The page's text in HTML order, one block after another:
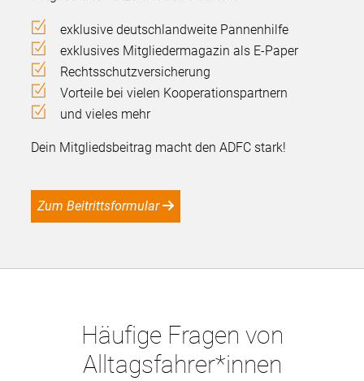
exklusive deutschlandweite Pannenhilfe
exklusives Mitgliedermagazin als E-Paper
Rechtsschutzversicherung
Vorteile bei vielen Kooperationspartnern
und vieles mehr
Dein Mitgliedsbeitrag macht den ADFC stark!
Zum Beitrittsformular
Häufige Fragen von
Alltagsfahrer*innen